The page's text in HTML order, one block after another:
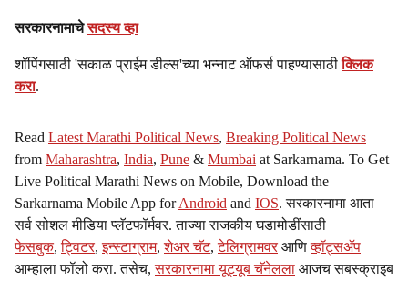
सरकारनामाचेसदस्य व्हा
शॉपिंगसाठी 'सकाळ प्राईम डील्स'च्या भन्नाट ऑफर्स पाहण्यासाठीक्लिक
करा.
Read Latest Marathi Political News, Breaking Political News
from Maharashtra, India, Pune & Mumbai at Sarkarnama. To Get
Live Political Marathi News on Mobile, Download the
Sarkarnama Mobile App forAndroid and IOS. सरकारनामा आता
सर्व सोशल मीडिया प्लॅटफॉर्मवर. ताज्या राजकीय घडामोडींसाठी
फेसबुक,ट्विटर,इन्स्टाग्राम,शेअर चॅट,टेलिग्रामवर आणिव्हॉट्सॲप
आम्हाला फॉलो करा. तसेच,सरकारनामा यूट्यूब चॅनेलला आजच सबस्क्राइब